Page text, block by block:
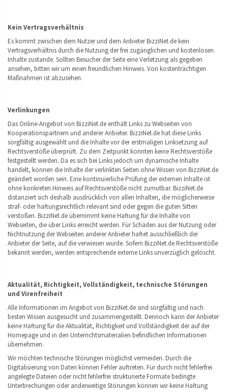
Kein Vertragsverhältnis
Es kommt zwischen dem Nutzer und dem Anbieter BizziNet.de kein
Vertragsverhältnis durch die Nutzung der frei zugänglichen und kostenlosen
Inhalte zustande. Sollten Besucher der Seite eine Verletzung als gegeben
ansehen, bitten wir um einen freundlichen Hinweis. Von kostenträchtigen
Maßnahmen ist abzusehen.
Verlinkungen
Das Online-Angebot von BizziNet.de enthält Links zu Webseiten von
Kooperationspartnern und anderer Anbieter. BizziNet.de hat diese Links
sorgfältig ausgewählt und die Inhalte vor der erstmaligen Linksetzung auf
Rechtsverstöße überprüft. Zu dem Zeitpunkt konnten keine Rechtsverstöße
festgestellt werden. Da es sich bei Links jedoch um dynamische Inhalte
handelt, können die Inhalte der verlinkten Seiten ohne Wissen von BizziNet.de
geändert worden sein. Eine kontinuierliche Prüfung der externen Inhalte ist
ohne konkreten Hinweis auf Rechtsverstöße nicht zumutbar. BizziNet.de
distanziert sich deshalb ausdrücklich von allen Inhalten, die möglicherweise
straf- oder haftungsrechtlich relevant sind oder gegen die guten Sitten
verstoßen. BizziNet.de übernimmt keine Haftung für die Inhalte von
Webseiten, die über Links erreicht werden. Für Schäden aus der Nutzung oder
Nichtnutzung der Webseiten anderer Anbieter haftet ausschließlich der
Anbieter der Seite, auf die verwiesen wurde. Sofern BizziNet.de Rechtsverstöße
bekannt werden, werden entsprechende externe Links unverzüglich gelöscht.
Aktualität, Richtigkeit, Vollständigkeit, technische Störungen
und Virenfreiheit
Alle Informationen im Angebot von BizziNet.de sind sorgfältig und nach
besten Wissen ausgesucht und zusammengestellt. Dennoch kann der Anbieter
keine Haftung für die Aktualität, Richtigkeit und Vollständigkeit der auf der
Homepage und in den Unterrichtsmaterialien befindlichen Informationen
übernehmen.
Wir möchten technische Störungen möglichst vermeiden. Durch die
Digitalisierung von Daten können Fehler auftreten. Für durch nicht fehlerfrei
angelegte Dateien oder nicht fehlerfrei strukturierte Formate bedingte
Unterbrechungen oder anderweitige Störungen können wir keine Haftung